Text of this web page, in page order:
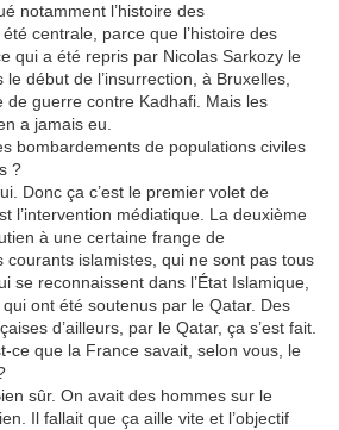
notamment l’histoire des
centrale, parce que l’histoire des
qui a été repris par Nicolas Sarkozy le
début de l’insurrection, à Bruxelles,
de guerre contre Kadhafi. Mais les
a jamais eu.
bombardements de populations civiles
?
Donc ça c’est le premier volet de
l’intervention médiatique. La deuxième
à une certaine frange de
courants islamistes, qui ne sont pas tous
se reconnaissent dans l’État Islamique,
ont été soutenus par le Qatar. Des
d’ailleurs, par le Qatar, ça s’est fait.
ce que la France savait, selon vous, le
sûr. On avait des hommes sur le
Il fallait que ça aille vite et l’objectif